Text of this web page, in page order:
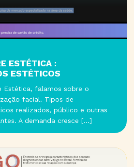
ESTÉTICA :
ESTÉTICOS
Estética, falamos sobre o
facial. Tipos de
realizados, público e outras
A demanda cresce […]